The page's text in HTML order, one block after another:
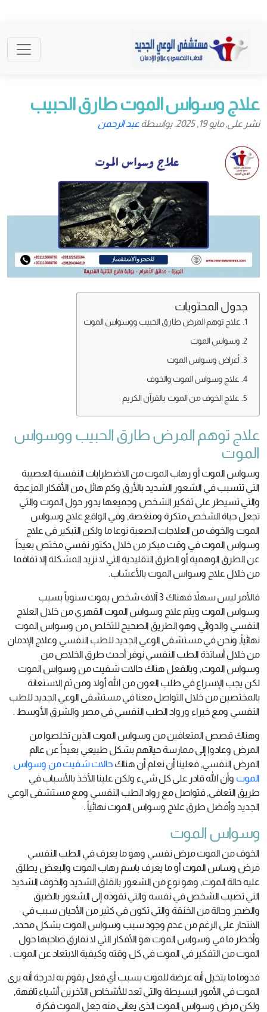
علاج وسواس الموت طارق الحبيب
نشر على, مايو 19, 2025. بواسطة عبد الرحمن
جدول المحتويات
علاج توهم المرض طارق الحبيب ووسواس الموت
وسواس الموت
أعراض وسواس الموت
علاج وسواس الموت والخوف
علاج الخوف من الموت بالقرآن الكريم
علاج توهم المرض طارق الحبيب ووسواس
الموت
وسواس الموت أو رهاب الموت من الاضطرابات النفسية العصيبة
التي تتسبب في الشعور الشديد بالأرق وكم هائل من الأفكار المزعجة
والتي تسيطر على تفكير الشخص وجميعها يدور حول الموت والتي
تجعل حياة الشخص متكرة ومنغصة, وفي الواقع علاج وسواس
الموت والخوف من العلاجات الصعبة نوعا ما ولكن التبكير في علاج
وسواس الموت في وقت مبكر من خلال دكتور نفسي مختص بعيداً
عن الطرق الوهمية أو الطرق التقليدية التي لا تزيد المشكلة إلا تفاقما
من خلال علاج وسواس الموت بالأعشاب.
فالأمر ليس سهلاً فهناك 3 آلاف شخص يموت سنوياً بسبب
وسواس الموت ويتم علاج وسواس الموت القهري من خلال العلاج
النفسي والدوائي وهو الطريق الصحيح للتخلص من وسواس الموت
نهائياً, ونحن في مستشفى الوعي الجديد للطب النفسي وعلاج الإدمان
من خلال أساتذة الطب النفسي نوفر أحدث طرق الخلاص من
وسواس الموت, وبالفعل هناك حالات شفيت من وسواس الموت
لكن يجب الإسراع في طلب العون من الله أولا ومن ثم الاستعانة
بالمختصين من خلال التواصل معنا في مستشفى الوعي الجديد للطب
النفسي ومع خبراء ورواد الطب النفسي في مصر والشرق الأوسط .
وهناك قصص المتعافين من وسواس الموت الذين تخلصوا من
المرض وعادوا إلى ممارسة حياتهم بشكل طبيعي بعيداً عن عالم
المرض النفسي, فعلينا أن نعلم أن هناك حالات شفيت من وسواس
الموت وأن الله قادر على كل شيء ولكن علينا الأخذ بالأسباب في
طريق التعافي, فتواصل مع رواد الطب النفسي ومع مستشفى الوعي
الجديد وأفضل طرق علاج وسواس الموت نهائياً .
وسواس الموت
الخوف من الموت مرض نفسي وهو ما يعرف في الطب النفسي
مرض وساس الموت أو ما يعرف باسم رهاب الموت والبعض يطلق
عليه حالة الموت, وهو نوع من الشعور بالقلق الشديد والخوف الشديد
التي تصيب الشخص في نفسه والتي تقوده إلى الشعور بالضيق
والضجر وحالة من الخنقة والتي تكون في كثير من الأحيان سبب في
الانتحار على الرغم من عدم وجود سبب وسواس الموت بشكل محدد,
وأخطر ما في وسواس الموت هو الأفكار التي لا تفارق صاحبها حول
الموت من التفكير في الموت في كل وقته وكيفية الابتعاد عن الموت .
فدوما ما يتخيل أنه عرضة للموت بسبب أي فعل يقوم به لدرجة أنه يرى
الموت في الأمور البسيطة والتي تعد للأشخاص الآخرين أشياء تافهة,
ولكن مرض وسواس الموت الذي يعاني منه جعل الموت فكرة